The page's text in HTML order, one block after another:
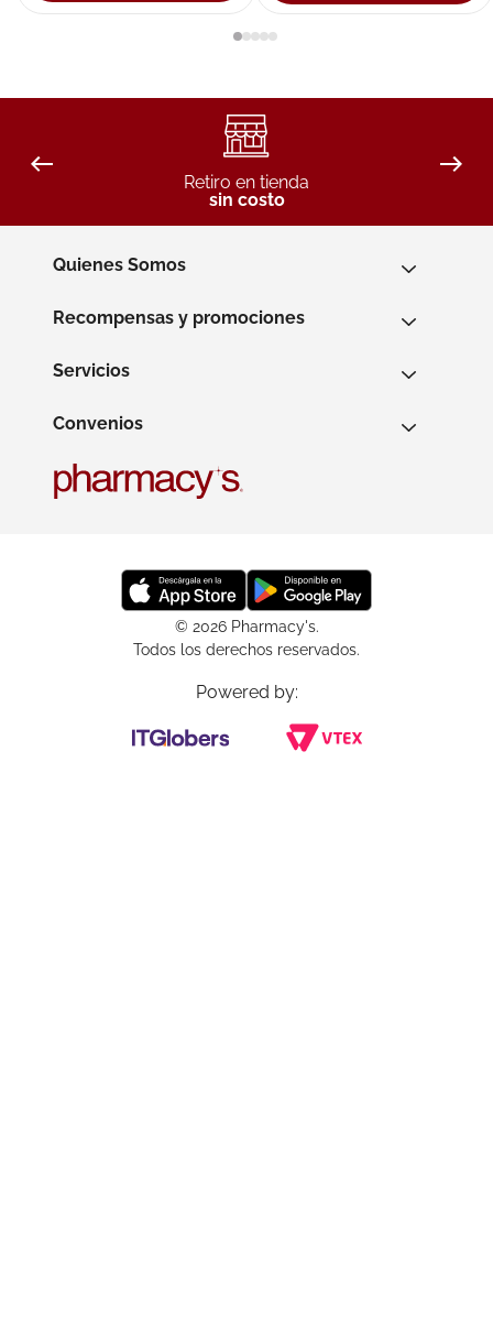
Retiro en tienda
sin costo
Quienes Somos
Recompensas y promociones
Servicios
Convenios
© 2026 Pharmacy's.
Todos los derechos reservados.
Powered by: